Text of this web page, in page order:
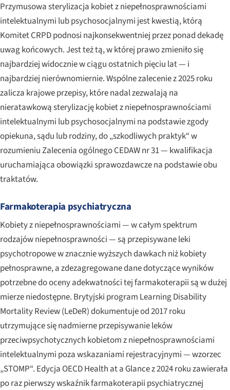
Przymusowa sterylizacja kobiet z niepełnosprawnościami
intelektualnymi lub psychosocjalnymi jest kwestią, którą
Komitet CRPD podnosi najkonsekwentniej przez ponad dekadę
uwag końcowych. Jest też tą, w której prawo zmieniło się
najbardziej widocznie w ciągu ostatnich pięciu lat — i
najbardziej nierównomiernie. Wspólne zalecenie z 2025 roku
zalicza krajowe przepisy, które nadal zezwalają na
nieratawkową sterylizację kobiet z niepełnosprawnościami
intelektualnymi lub psychosocjalnymi na podstawie zgody
opiekuna, sądu lub rodziny, do „szkodliwych praktyk“ w
rozumieniu Zalecenia ogólnego CEDAW nr 31 — kwalifikacja
uruchamiająca obowiązki sprawozdawcze na podstawie obu
traktatów.
Farmakoterapia psychiatryczna
Kobiety z niepełnosprawnościami — w całym spektrum
rodzajów niepełnosprawności — są przepisywane leki
psychotropowe w znacznie wyższych dawkach niż kobiety
pełnosprawne, a zdezagregowane dane dotyczące wyników
potrzebne do oceny adekwatności tej farmakoterapii są w dużej
mierze niedostępne. Brytyjski program Learning Disability
Mortality Review (LeDeR) dokumentuje od 2017 roku
utrzymujące się nadmierne przepisywanie leków
przeciwpsychotycznych kobietom z niepełnosprawnościami
intelektualnymi poza wskazaniami rejestracyjnymi — wzorzec
„STOMP“. Edycja OECDHealth at a Glancez 2024 roku zawierała
po raz pierwszy wskaźnik farmakoterapii psychiatrycznej